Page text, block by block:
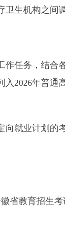
生机构之间调
作任务，结合
入2026年普通
就业计划的
省教育招生考